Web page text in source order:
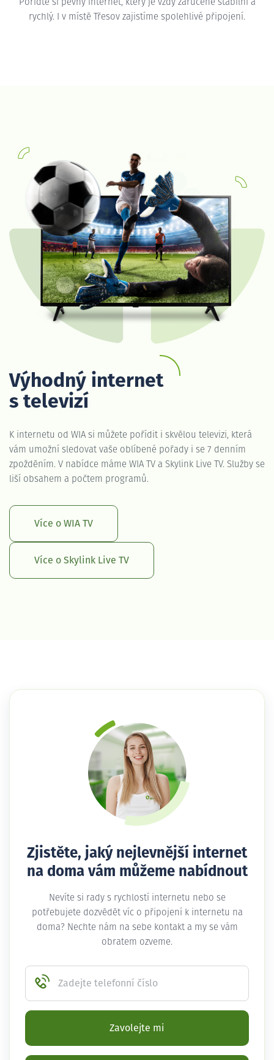
Pořiďte si pevný internet, který je vždy zaručeně stabilní a
rychlý. I v místě Třesov zajistíme spolehlivé připojení.
Výhodný internet
s televizí
K internetu od WIA si můžete pořídit i skvělou televizi, která
vám umožní sledovat vaše oblíbené pořady i se 7 denním
zpožděním. V nabídce máme WIA TV a Skylink Live TV. Služby se
liší obsahem a počtem programů.
Více o WIA TV
Více o Skylink Live TV
Zjistěte, jaký nejlevnější internet
na doma vám můžeme nabídnout
Nevíte si rady s rychlostí internetu nebo se
potřebujete dozvědět víc o připojení k internetu na
doma? Nechte nám na sebe kontakt a my se vám
obratem ozveme.
Zadejte telefonní číslo
Zavolejte mi